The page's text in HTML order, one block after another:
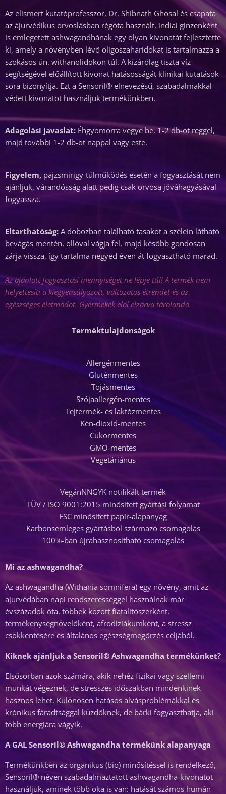
Az elismert kutatóprofesszor, Dr. Shibnath Ghosal és csapata
az ájurvédikus orvoslásban régóta használt, indiai ginzenként
is emlegetett ashwagandhának egy olyan kivonatát fejlesztette
ki, amely a növényben lévő oligoszaharidokat is tartalmazza a
szokásos ún. withanolidokon túl. A kizárólag tiszta víz
segítségével előállított kivonat hatásosságát klinikai kutatások
sora bizonyítja. Ezt a Sensoril® elnevezésű, szabadalmakkal
védett kivonatot használjuk termékünkben.
Adagolási javaslat: Éhgyomorra vegye be. 1-2 db-ot reggel,
majd további 1-2 db-ot nappal vagy este.
Figyelem, pajzsmirigy-túlműködés esetén a fogyasztását nem
ajánljuk, várandósság alatt pedig csak orvosa jóváhagyásával
fogyassza.
Eltarthatóság: A dobozban található tasakot a szélein látható
bevágás mentén, ollóval vágja fel, majd később gondosan
zárja vissza, így tartalma negyed éven át fogyasztható marad.
Az ajánlott fogyasztási mennyiséget ne lépje túl! A termék nem
helyettesíti a kiegyensúlyozott, változatos étrendet és az
egészséges életmódot. Gyermekek elől elzárva tárolandó.
Terméktulajdonságok
Allergénmentes
Gluténmentes
Tojásmentes
Szójaallergén-mentes
Tejtermék- és laktózmentes
Kén-dioxid-mentes
Cukormentes
GMO-mentes
Vegetáriánus
VegánNNGYK notifikált termék
TÜV / ISO 9001:2015 minősített gyártási folyamat
FSC minősített papír-alapanyag
Karbonsemleges gyártásból származó csomagolás
100%-ban újrahasznosítható csomagolás
Mi az ashwagandha?
Az ashwagandha (Withania somnifera) egy növény, amit az
ajurvédában napi rendszerességgel használnak már
évszázadok óta, többek között fiatalítószerként,
termékenységnövelőként, afrodiziákumként, a stressz
csökkentésére és általános egészségmegőrzés céljából.
Kiknek ajánljuk a Sensoril® Ashwagandha termékünket?
Elsősorban azok számára, akik nehéz fizikai vagy szellemi
munkát végeznek, de stresszes időszakban mindenkinek
hasznos lehet. Különösen hatásos alvásproblémákkal és
krónikus fáradtsággal küzdőknek, de bárki fogyaszthatja, aki
több energiára vágyik.
A GAL Sensoril® Ashwagandha termékünk alapanyaga
Termékünkben az organikus (bio) minősítéssel is rendelkező,
Sensoril® néven szabadalmaztatott ashwagandha-kivonatot
használjuk, aminek több oka is van: hatását számos humán